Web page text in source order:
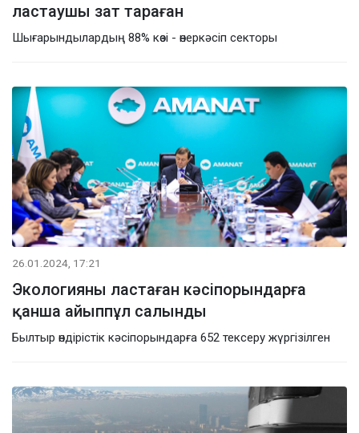
ластаушы зат тараған
Шығарындылардың 88% көзі - өнеркәсіп секторы
26.01.2024, 17:21
Экологияны ластаған кәсіпорындарға
қанша айыппұл салынды
Былтыр өндірістік кәсіпорындарға 652 тексеру жүргізілген